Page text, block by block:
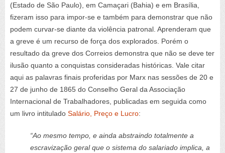
(Estado de São Paulo), em Camaçari (Bahia) e em Brasília,
fizeram isso para impor-se e também para demonstrar que não
podem curvar-se diante da violência patronal. Aprenderam que
a greve é um recurso de força dos explorados. Porém o
resultado da greve dos Correios demonstra que não se deve ter
ilusão quanto a conquistas consideradas históricas. Vale citar
aqui as palavras finais proferidas por Marx nas sessões de 20 e
27 de junho de 1865 do Conselho Geral da Associação
Internacional de Trabalhadores, publicadas em seguida como
um livro intitulado Salário, Preço e Lucro:
“Ao mesmo tempo, e ainda abstraindo totalmente a
escravização geral que o sistema do salariado implica, a